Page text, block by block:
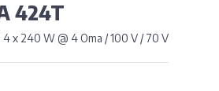
424T
x 240 W @ 4 Oma / 100 V / 70 V